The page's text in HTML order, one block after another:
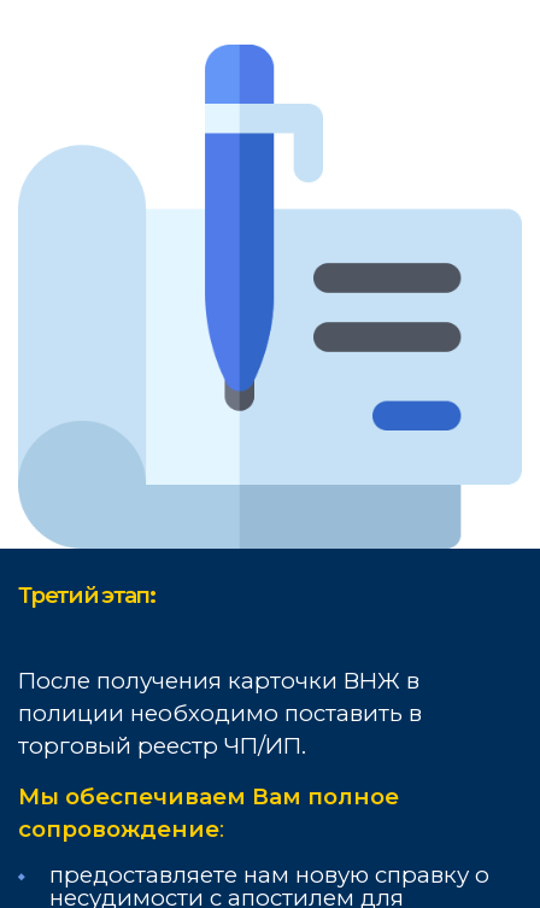
Третий этап:
После получения карточки ВНЖ в
полиции необходимо поставить в
торговый реестр ЧП/ИП.
Мы обеспечиваем Вам полное
сопровождение:
предоставляете нам новую справку о
несудимости с апостилем для